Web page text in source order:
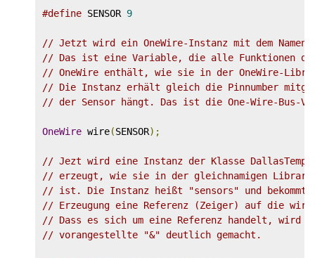
#define SENSOR 9
// Jetzt wird ein OneWire-Instanz mit dem
// Das ist eine Variable, die alle Funktionen
// OneWire enthält, wie sie in der OneWire-
// Die Instanz erhält gleich die Pinnumber
// der Sensor hängt. Das ist die One-Wire-Bus-
OneWire wire(SENSOR);
// Jezt wird eine Instanz der Klasse
// erzeugt, wie sie in der gleichnamigen
// ist. Die Instanz heißt "sensors" und bekommt
// Erzeugung eine Referenz (Zeiger) auf die
// Dass es sich um eine Referenz handelt, wird
// vorangestellte "&" deutlich gemacht.